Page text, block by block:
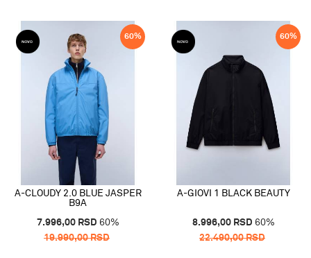
60%
A-CLOUDY 2.0 BLUE JASPER
B9A
7.996,00 RSD 60%
19.990,00RSD
60%
A-GIOVI 1 BLACK BEAUTY
8.996,00 RSD 60%
22.490,00RSD